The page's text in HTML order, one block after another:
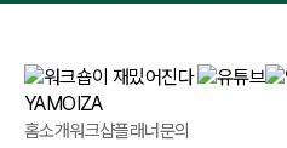
홈소개워크샵플래너문의